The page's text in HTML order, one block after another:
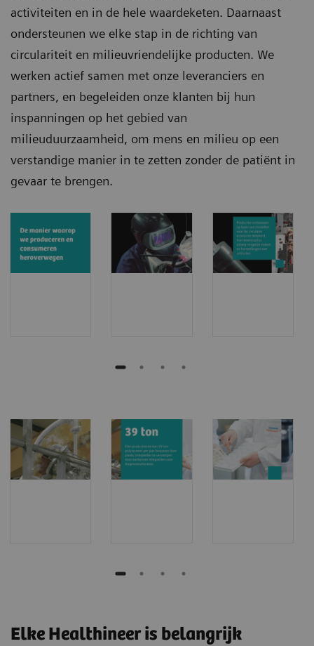
activiteiten en in de hele waardeketen. Daarnaast
ondersteunen we elke stap in de richting van
circulariteit en milieuvriendelijke producten. We
werken actief samen met onze leveranciers en
partners, en begeleiden onze klanten bij hun
inspanningen op het gebied van
milieuduurzaamheid, om mens en milieu op een
verstandige manier in te zetten zonder de patiënt in
gevaar te brengen.
Elke Healthineer is belangrijk